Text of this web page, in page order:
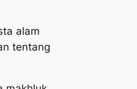
alam
tentang